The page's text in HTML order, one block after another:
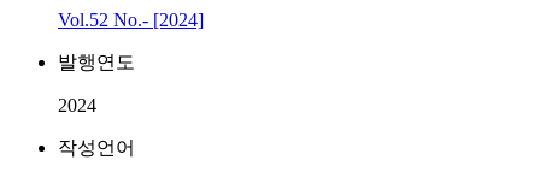
Vol.52 No.- [2024]
발행연도
2024
작성언어